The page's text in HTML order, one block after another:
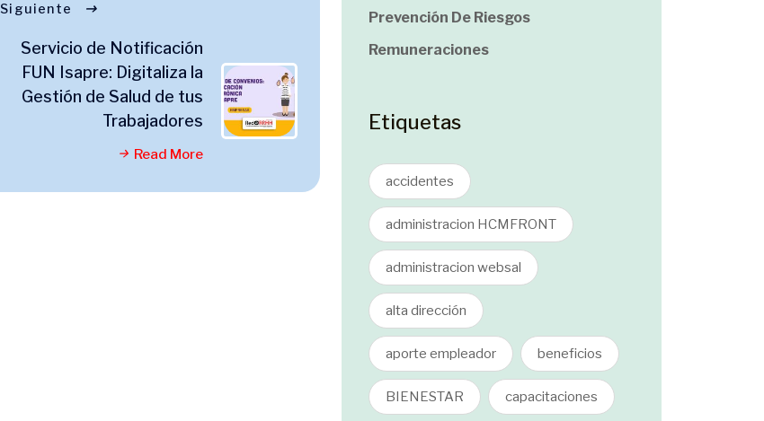
Siguiente
Servicio de Notificación
FUN Isapre: Digitaliza la
Gestión de Salud de tus
Trabajadores
Read More
Prevención De Riesgos
Remuneraciones
Etiquetas
accidentes
administracion HCMFRONT
administracion websal
alta dirección
aporte empleador beneficios
BIENESTAR capacitaciones